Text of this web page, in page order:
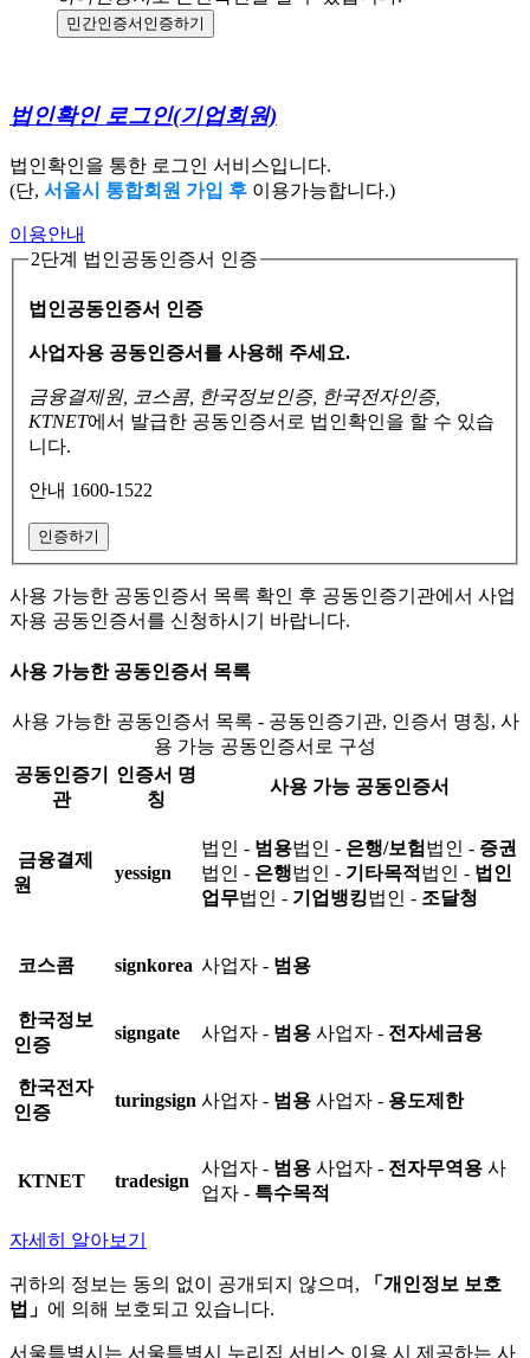
민간인증서 인증하기
법인확인 로그인(기업회원)
법인확인을 통한 로그인 서비스입니다.
(단, 서울시 통합회원 가입 후 이용가능합니다.)
이용안내
2단계 법인공동인증서 인증
법인공동인증서 인증
사업자용 공동인증서를 사용해 주세요.
금융결제원, 코스콤, 한국정보인증, 한국전자인증,
KTNET에서 발급한 공동인증서로 법인확인을 할 수 있습
니다.
안내 1600-1522
인증하기
사용 가능한 공동인증서 목록 확인 후 공동인증기관에서 사업
자용 공동인증서를 신청하시기 바랍니다.
사용 가능한 공동인증서 목록
사용 가능한 공동인증서 목록 - 공동인증기관, 인증서 명칭, 사
용 가능 공동인증서로 구성
공동인증기
관
인증서 명
칭
사용 가능 공동인증서
금융결제
원
yessign
법인 - 범용법인 - 은행/보험 법인 - 증권
법인 - 은행법인 - 기타목적 법인 - 법인
업무법인 - 기업뱅킹법인 - 조달청
코스콤 signkorea 사업자 - 범용
한국정보
인증
signgate 사업자 - 범용 사업자 - 전자세금용
한국전자
인증
turingsign 사업자 - 범용 사업자 - 용도제한
KTNET tradesign
사업자 - 범용 사업자 - 전자무역용 사
업자 - 특수목적
자세히 알아보기
귀하의 정보는 동의 없이 공개되지 않으며,
「개인정보 보호
법」 에 의해 보호되고 있습니다.
서울특별시는 서울특별시 누리집 서비스 이용 시 제공하는 사